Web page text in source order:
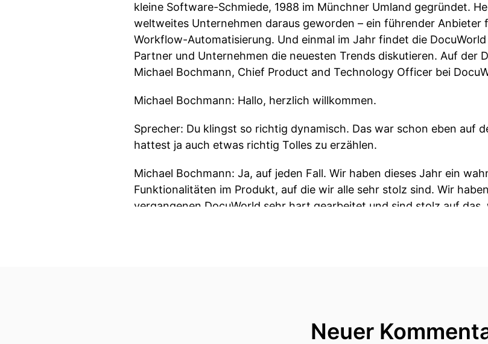
kleine Software-Schmiede, 1988 im Münchner Umland gegründet.
weltweites Unternehmen daraus geworden – ein führender
Workflow-Automatisierung. Und einmal im Jahr findet die
Partner und Unternehmen die neuesten Trends diskutieren. Auf der
Michael Bochmann, Chief Product and Technology Officer bei
Michael Bochmann: Hallo, herzlich willkommen.
Sprecher: Du klingst so richtig dynamisch. Das war schon eben auf
hattest ja auch etwas richtig Tolles zu erzählen.
Michael Bochmann: Ja, auf jeden Fall. Wir haben dieses Jahr ein
Funktionalitäten im Produkt, auf die wir alle sehr stolz sind. Wir
vergangenen DocuWorld sehr hart gearbeitet und sind stolz auf das,
geschafft, noch einmal eine Schippe draufzulegen – nicht nur beim
Neuer